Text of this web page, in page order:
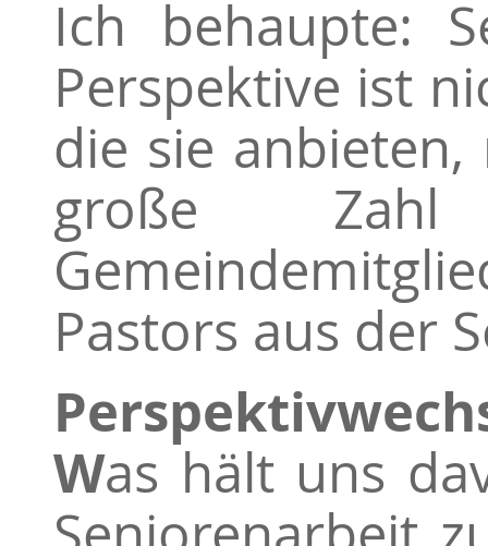
Ich behaupte:
Perspektive ist
die sie
große Zahl
Pastors aus der
Was hält uns